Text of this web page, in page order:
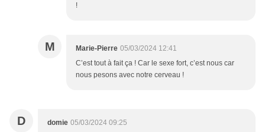
!
M Marie-Pierre 05/03/2024 12:41
C’est tout à fait ça ! Car le sexe fort, c’est nous car
nous pesons avec notre cerveau !
D domie 05/03/2024 09:25